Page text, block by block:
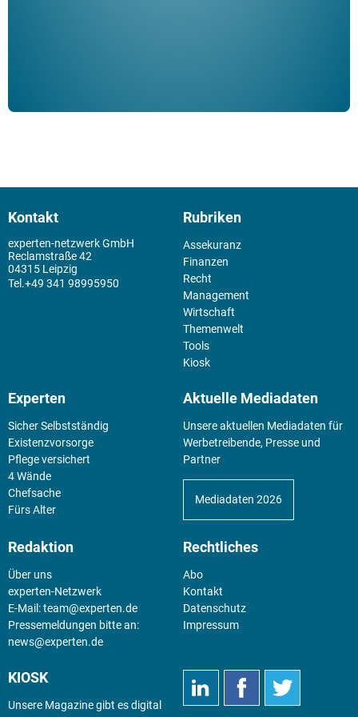
Kontakt
experten-netzwerk GmbH
Reclamstraße 42
04315 Leipzig
+49 341 98995950
Rubriken
Assekuranz
Finanzen
Recht
Management
Wirtschaft
Themenwelt
Tools
Kiosk
Experten
Sicher Selbstständig
Existenz­vorsorge
Pflege versichert
4 Wände
Chefsache
Fürs Alter
Aktuelle Mediadaten
Unsere aktuellen Mediadaten für
Werbetreibende, Presse und
Partner
Mediadaten 2026
Redaktion
Über uns
experten-Netzwerk
E-Mail:team@experten.de
Pressemeldungen bitte an:
news@experten.de
Rechtliches
Abo
Kontakt
Datenschutz
Impressum
KIOSK
Unsere Magazine gibt es digital